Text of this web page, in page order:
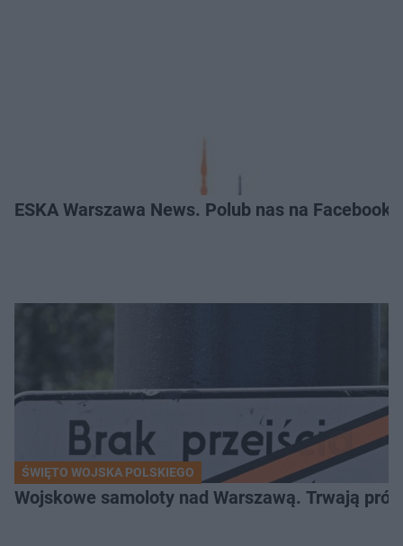
ESKA Warszawa News. Polub nas na
ŚWIĘTO WOJSKA POLSKIEGO
Wojskowe samoloty nad Warszawą. Trwają